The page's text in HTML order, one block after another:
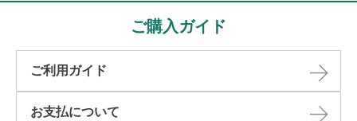
ご購入ガイド
ご利用ガイド
お支払について